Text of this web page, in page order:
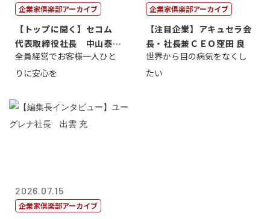
企業家倶楽部アーカイブ
【トップに聞く】セコム
代表取締役社長 中山泰
男
全員経営でお客様一人ひと
りに安心を
企業家倶楽部アーカイブ
【注目企業】アキュセラ会
長・社長兼ＣＥＯ窪田 良
世界から目の病気をなくし
たい
2026.07.15
企業家倶楽部アーカイブ